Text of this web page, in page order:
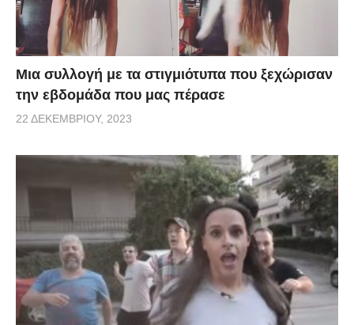
Μια συλλογή με τα στιγμιότυπα που ξεχώρισαν
την εβδομάδα που μας πέρασε
22 ΔΕΚΕΜΒΡΊΟΥ, 2023